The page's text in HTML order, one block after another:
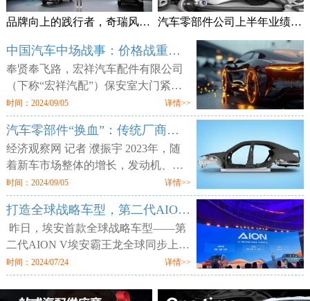
品牌向上的践行者，奇瑞风云T10上市售18.99万元起 汽车零部件公司上半年业绩频预喜 加速拓展海外市场
中国汽车中场战事：价格战重锤零部件供应商
奉贤奉飞路，宏祥汽车配件有限公司
（下称“宏祥汽配”）保安室大门紧
闭，但工厂大门却敞开，外人可以随
意进出。两层楼的厂区空空荡荡，所
有的产线、物料均已搬空，仅剩为数
时间：2024/09/05 详情>>
汽车零部件“换血”：传统厂商业绩平淡 增量部件厂商利润走高
经济观察网 记者 濮振宇 2023年，随
着新车市场整体的增长，发动机、轮
胎等传统汽车零部件企业获得了业绩
增长，但更多的传统零部件企业则业
绩不佳。汽车行业向电动化与智能化
时间：2024/09/05 详情>>
打造全球战略车型，第二代AION V售12.98万元起
昨日，埃安首款全球战略车型——第
二代AION V埃安霸王龙全球同步上
市。新车定位新硬派智驾SUV，提供
520km、650km、750km三种续航7个
配置版本，售价区间为12.98万-18.98
时间：2024/07/24 详情>>